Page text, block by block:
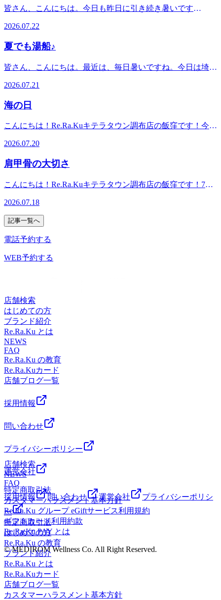
ちしております！*-----------------------------------------------*マッサ
骨ストレッチでキレイと健康を手に入れよう！【Re.Ra.Kuキ
テラタウン調布店】東京都調布市菊野台1-33 キテラタウン
調布1F※調布自動車学校の隣です◆アクセス☆調布駅より
駅」徒歩8分◆TEL042-426-7587 (店舗)03-4540-6336 (予約セ
ンター)◆営業時間10:00～21:00(最終受付20:30)*------------------
Re.Ra.Kuキテラタウン調布店は元気に皆さんのご来店をお待
ージ・エステファンにオススメ♪リラク系ボディケア＆肩甲
テラタウン調布店】東京都調布市菊野台1-33 キテラタウン
電車で5分☆京王線「柴崎駅」徒歩4分京王線「つつじヶ丘
ンター)◆営業時間10:00～21:00(最終受付20:30)*------------------
-----------------------------*
暑さだけでなく、冷房による冷えや室内外の気温差などで、
体に思ってる以上の負担がかかっています。朝からスッキリ
お疲れが溜まっていると感じた時は、お身体をほぐして、リ
フレッシュするのもオススメです(*^^*)当店では、お身体の
状態に合わせたコースをご提案いたしますので、お気軽にご
26日】空き時間12:10～ 13:30～ 17:10～【7月27日】空き
皆さんのご来店をお待ちしております！*---------------------------
ク系ボディケア＆肩甲骨ストレッチでキレイと健康を手に入
台1-33 キテラタウン調布1F※調布自動車学校の隣です◆ア
クセス☆調布駅より電車で5分☆京王線「柴崎駅」徒歩4分京
王線「つつじヶ丘駅」徒歩8分◆TEL042-426-7587 (店舗)03-
4540-6336 (予約センター)◆営業時間10:00～21:00(最終受付
20:30)*-----------------------------------------------*
皆さん、こんにちは。今日も昨日に引き続き暑いです
った方も多かったようなので、皆さんも熱中症には気をつけ
て下さい。もし暑さなので身体に異変がありましたら下記の
部位を冷やしてみて下さい。1：両側の首筋2：わきの下3：
体を冷やしてくれます。皆さんも、是非お試しください。皆
様のご来店心よりお待ちしております。
2026.07.22
夏でも湯船♪
皆さん、こんにちは。最近は、毎日暑いですね。今日は埼玉
続くと、シャワーのみになる方が多いかと思います。しか
す！！1：夏は冷房などでどうしても身体が冷えてしまいま
やすくなってしまいます。しかし血液の流れがスムーズにな
る事で、自律神経が整いやすくなります。2：だるさを軽く
らはぎを揉みほぐすのがオススメです。3：汗をかく練習に
なる湯船に入ることで、汗をかくことで発汗する力が高まり
ます是非、皆さんも無理のない程度で湯船に入り夏の暑さに
待ちしております。
2026.07.21
海の日
こんにちは！Re.Ra.Kuキテラタウン調布店の飯窪です！今日
しての日本の繁栄を願う日として定められた祝日です。夏の
レジャーシーズンの始まりを感じる日でもありますね(^^♪海
やプール、お出かけを楽しむ方も多いと思いますが、暑さや
が溜まりやすくなります。たくさん遊んだあとは、しっかり
身体を休めてケアをすることも大切です(^^)/身体が重い、疲
れをスッキリさせたいという方は、ぜひリラックスしにいら
してくださいね！ 【7月21日】空き時間10:10～ 11:40～
19:00～【7月22日】空き時間10:10～ 12：00～【7/23日】空
き時間比較的ご案内可能です。Re.Ra.Kuキテラタウン調布店
---------------------------------*マッサージ・エステファンにオスス
です◆アクセス☆調布駅より電車で5分☆京王線「柴崎駅」
徒歩4分京王線「つつじヶ丘駅」徒歩8分◆TEL042-426-7587
(店舗)03-4540-6336 (予約センター)◆営業時間10:00～21:00(最
終受付20:30)*-----------------------------------------------*
2026.07.20
肩甲骨の大切さ
こんにちは！Re.Ra.Kuキテラタウン調布店の飯窪です！7月
当店でも多くのお客様にご好評をいただいている「肩甲骨は
がし」についてご紹介します！肩甲骨には、首、肩、腕、背
中、腰につながる17種類の筋肉がついていて、上半身の筋肉
の中継地点を担ってる大切なポイントとなります。デスクワ
骨を動かす機会が少なくなり、首や肩周りに負担がかかりや
確認しながら行っていきますので、ご安心ください(^○^)肩
甲骨はもちろん、首や肩などの上半身が気になる方はぜひお
試しください(^^♪【7月19日】空き時間 10:10～ 17:10～
(ペアも可)【7月20日】空き時間 10:10～ 15:30～ 17:40～
【7月21日】空き時間 10:10～ 11：40～ 19：00
～ Re.Ra.Kuキテラタウン調布店は元気に皆さんのご来店を
お待ちしております！*-----------------------------------------------*マ
ッサージ・エステファンにオススメ♪リラク系ボディケア＆
肩甲骨ストレッチでキレイと健康を手に入れよう！
キテラタウン調布1F※調布自動車学校の隣です◆アクセス
「つつじヶ丘駅」徒歩8分◆TEL042-426-7587 (店舗)03-4540-
20:30)*-----------------------------------------------*
2026.07.18
記事一覧へ
電話予約する
WEB予約する
店舗検索
はじめての方
ブランド紹介
Re.Ra.Ku とは
NEWS
FAQ
Re.Ra.Ku の教育
Re.Ra.Kuカード
店舗ブログ一覧
採用情報
問い合わせ
プライバシーポリシー
運営会社
特定商取引法
カスタマーハラスメント基本方針
Re.Ra.Ku グループ eGiftサービス利用規約
ギフトカード利用約款
Re.Ra.Ku PAY とは
© MEDIROM Wellness Co. All Right Reserved.
店舗検索
NEWS
FAQ
採用情報
問い合わせ 運営会社
プライバシーポリシ
ー
特定商取引法
はじめての方
Re.Ra.Ku の教育
ブランド紹介
Re.Ra.Ku とは
Re.Ra.Kuカード
店舗ブログ一覧
カスタマーハラスメント基本方針